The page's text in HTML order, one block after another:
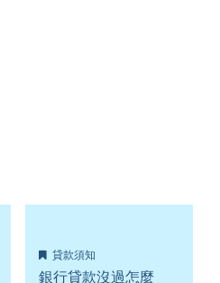
貸款須知
銀行貸款沒過怎麼